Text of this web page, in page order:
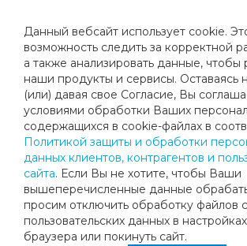
Данный вебсайт использует cookie.
возможность следить за корректной
а также анализировать данные, чтобы
наши продукты и сервисы. Оставаясь
(или) давая свое Согласие, Вы
условиями обработки Ваших
содержащихся в cookie-файлах в
Политикой защиты и обработки
данных клиентов, контрагентов и
сайта. Если Вы не хотите, чтобы Ваши
вышеперечисленные данные
просим отключить обработку файлов
пользовательских данных в
браузера или покинуть сайт.
УЗУН АННА ИЛЬИНИЧНА